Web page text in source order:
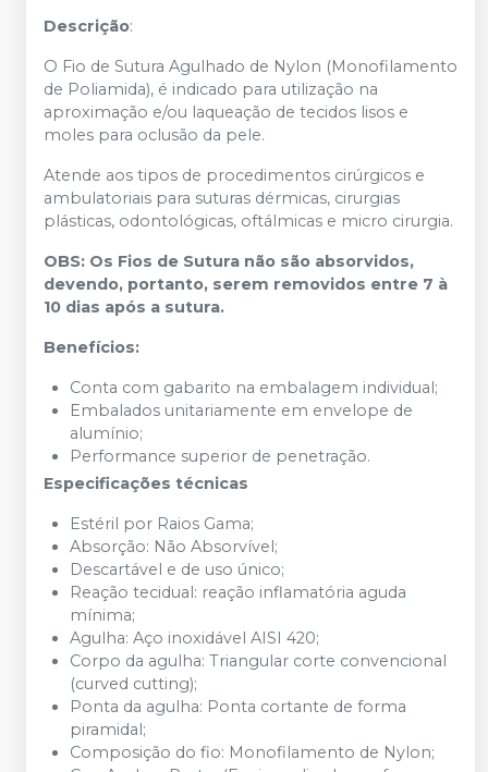
Descrição:
O Fio de Sutura Agulhado de Nylon (Monofilamento
de Poliamida), é indicado para utilização na
aproximação e/ou laqueação de tecidos lisos e
moles para oclusão da pele.
Atende aos tipos de procedimentos cirúrgicos e
ambulatoriais para suturas dérmicas, cirurgias
plásticas, odontológicas, oftálmicas e micro cirurgia.
OBS: Os Fios de Sutura não são absorvidos,
devendo, portanto, serem removidos entre 7 à
10 dias após a sutura.
Benefícios:
Conta com gabarito na embalagem individual;
Embalados unitariamente em envelope de
alumínio;
Performance superior de penetração.
Especificações técnicas
Estéril por Raios Gama;
Absorção: Não Absorvível;
Descartável e de uso único;
Reação tecidual: reação inflamatória aguda
mínima;
Agulha: Aço inoxidável AISI 420;
Corpo da agulha: Triangular corte convencional
(curved cutting);
Ponta da agulha: Ponta cortante de forma
piramidal;
Composição do fio: Monofilamento de Nylon;